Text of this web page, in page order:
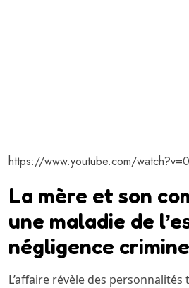
https://www.youtube.com/
La mère et son
une maladie de
négligence
L’affaire révèle des personnalités